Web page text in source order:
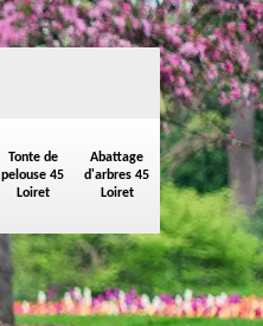
Tonte de
pelouse 45
Loiret
Abattage
d'arbres 45
Loiret